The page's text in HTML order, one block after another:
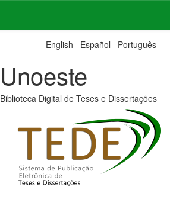
English Español Português
Unoeste
Biblioteca Digital de Teses e Dissertações